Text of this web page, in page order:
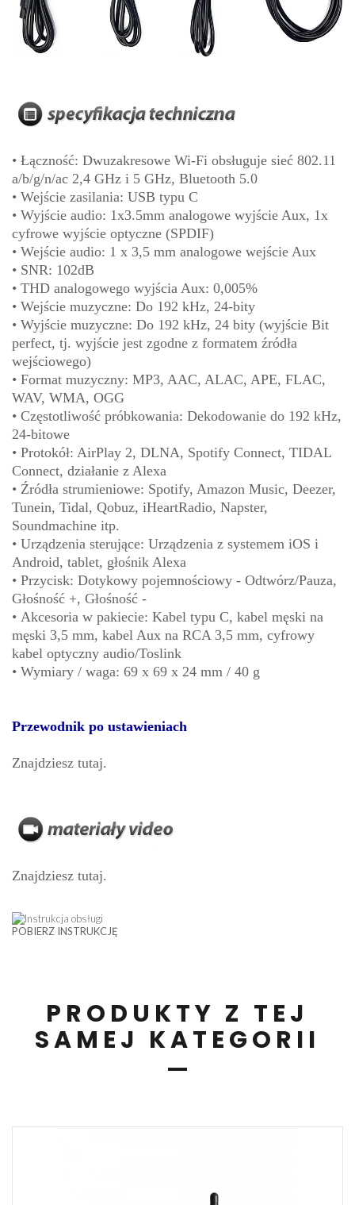
• Łączność: Dwuzakresowe Wi-Fi obsługuje sieć 802.11
a/b/g/n/ac 2,4 GHz i 5 GHz, Bluetooth 5.0
• Wejście zasilania: USB typu C
• Wyjście audio: 1x3.5mm analogowe wyjście Aux, 1x
cyfrowe wyjście optyczne (SPDIF)
• Wejście audio: 1 x 3,5 mm analogowe wejście Aux
• SNR: 102dB
• THD analogowego wyjścia Aux: 0,005%
• Wejście muzyczne: Do 192 kHz, 24-bity
• Wyjście muzyczne: Do 192 kHz, 24 bity (wyjście Bit
perfect, tj. wyjście jest zgodne z formatem źródła
wejściowego)
• Format muzyczny: MP3, AAC, ALAC, APE, FLAC,
WAV, WMA, OGG
• Częstotliwość próbkowania: Dekodowanie do 192 kHz,
24-bitowe
• Protokół: AirPlay 2, DLNA, Spotify Connect, TIDAL
Connect, działanie z Alexa
• Źródła strumieniowe: Spotify, Amazon Music, Deezer,
Tunein, Tidal, Qobuz, iHeartRadio, Napster,
Soundmachine itp.
• Urządzenia sterujące: Urządzenia z systemem iOS i
Android, tablet, głośnik Alexa
• Przycisk: Dotykowy pojemnościowy - Odtwórz/Pauza,
Głośność +, Głośność -
• Akcesoria w pakiecie: Kabel typu C, kabel męski na
męski 3,5 mm, kabel Aux na RCA 3,5 mm, cyfrowy
kabel optyczny audio/Toslink
• Wymiary / waga: 69 x 69 x 24 mm / 40 g
Przewodnik po ustawieniach
Znajdziesz tutaj.
Znajdziesz tutaj.
POBIERZ INSTRUKCJĘ
PRODUKTY Z TEJ
SAMEJ KATEGORII